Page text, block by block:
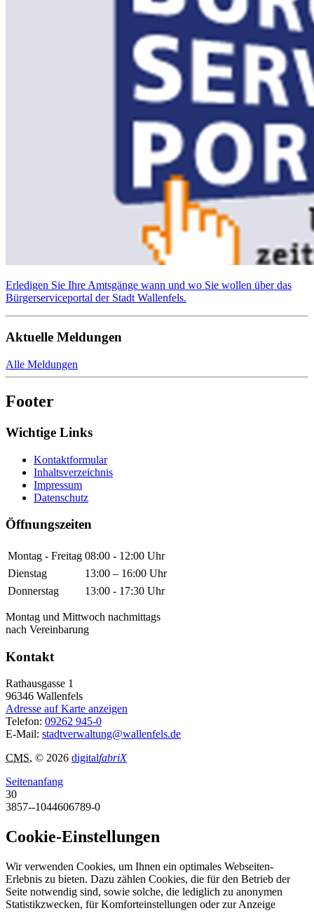
Erledigen Sie Ihre Amtsgänge wann und wo Sie wollen über das
Bürgerserviceportal der Stadt Wallenfels.
Aktuelle Meldungen
Alle Meldungen
Footer
Wichtige Links
Kontaktformular
Inhaltsverzeichnis
Impressum
Datenschutz
Öffnungszeiten
Montag - Freitag 08:00 - 12:00 Uhr
Dienstag
13:00 – 16:00 Uhr
Donnerstag
13:00 - 17:30 Uhr
Montag und Mittwoch nachmittags
nach Vereinbarung
Kontakt
Rathausgasse 1
96346 Wallenfels
Adresse auf Karte anzeigen
Telefon: 09262 945-0
E-Mail: stadtverwaltung@wallenfels.de
CMS, © 2026 digitalfabriX
Seitenanfang
30
3857--1044606789-0
Cookie-Einstellungen
Wir verwenden Cookies, um Ihnen ein optimales Webseiten-
Erlebnis zu bieten. Dazu zählen Cookies, die für den Betrieb der
Seite notwendig sind, sowie solche, die lediglich zu anonymen
Statistikzwecken, für Komforteinstellungen oder zur Anzeige